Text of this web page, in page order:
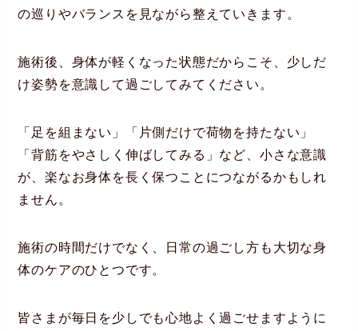
の巡りやバランスを見ながら整えていきます。
施術後、身体が軽くなった状態だからこそ、少しだ
け姿勢を意識して過ごしてみてください。
「足を組まない」「片側だけで荷物を持たない」
「背筋をやさしく伸ばしてみる」など、小さな意識
が、楽なお身体を長く保つことにつながるかもしれ
ません。
施術の時間だけでなく、日常の過ごし方も大切な身
体のケアのひとつです。
皆さまが毎日を少しでも心地よく過ごせますように